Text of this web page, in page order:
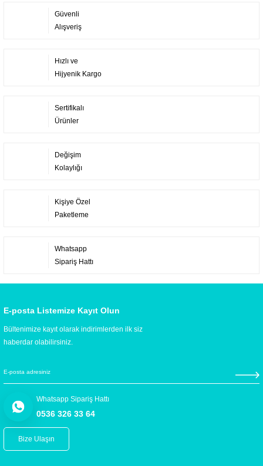
Güvenli
Alışveriş
Hızlı ve
Hijyenik Kargo
Sertifikalı
Ürünler
Değişim
Kolaylığı
Kişiye Özel
Paketleme
Whatsapp
Sipariş Hattı
E-posta Listemize Kayıt Olun
Bültenimize kayıt olarak indirimlerden ilk siz
haberdar olabilirsiniz.
Whatsapp Sipariş Hattı
0536 326 33 64
Bize Ulaşın